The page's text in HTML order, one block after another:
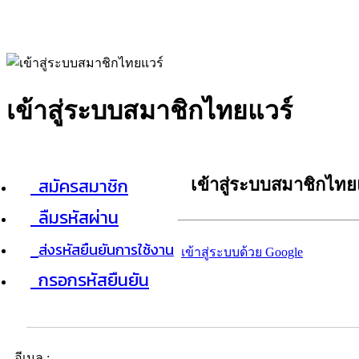
เข้าสู่ระบบสมาชิกไทยแวร์
สมัครสมาชิก
ลืมรหัสผ่าน
ส่งรหัสยืนยันการใช้งาน
กรอกรหัสยืนยัน
เข้าสู่ระบบสมาชิกไท
เข้าสู่ระบบด้วย Google